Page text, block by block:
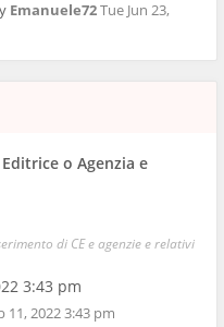
Emanuele72Tue Jun 23,
o Agenzia e
di CE e agenzie e relativi
3:43 pm
11, 2022 3:43 pm